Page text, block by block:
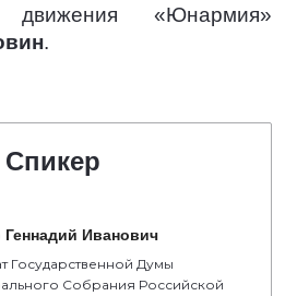
движения «Юнармия»
.
Спикер
Геннадий Иванович
Государственной Думы
Собрания Российской